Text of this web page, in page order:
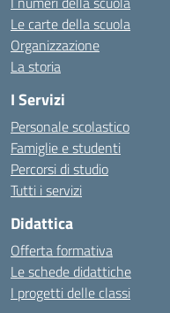
Le carte della scuola
Organizzazione
La storia
I Servizi
Personale scolastico
Famiglie e studenti
Percorsi di studio
Tutti i servizi
Didattica
Offerta formativa
Le schede didattiche
I progetti delle classi